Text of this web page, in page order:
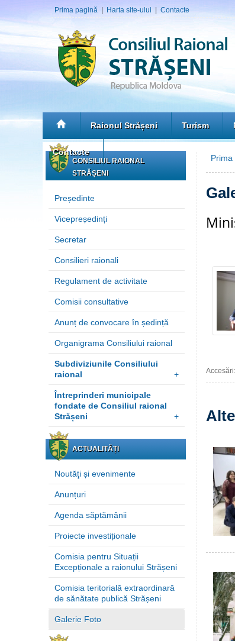
Prima pagină Harta site-ului Contacte
Raionul Strășeni Turism
Contacte
CONSILIUL RAIONAL
STRĂȘENI
Președinte
Vicepreședinți
Secretar
Consilieri raionali
Regulament de activitate
Comisii consultative
Anunț de convocare în ședință
Organigrama Consiliului raional
Subdiviziunile Consiliului
raional
+
Întreprinderi municipale
fondate de Consiliul raional
Strășeni
+
ACTUALITĂȚI
Noutăţi și evenimente
Anunțuri
Agenda săptămânii
Proiecte investiționale
Comisia pentru Situații
Excepționale a raionului Strășeni
Comisia teritorială extraordinară
de sănătate publică Strășeni
Galerie Foto
Prima